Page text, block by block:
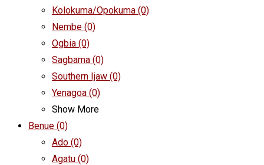
Kolokuma/Opokuma (0)
Nembe (0)
Ogbia (0)
Sagbama (0)
Southern Ijaw (0)
Yenagoa (0)
Show More
Benue (0)
Ado (0)
Agatu (0)